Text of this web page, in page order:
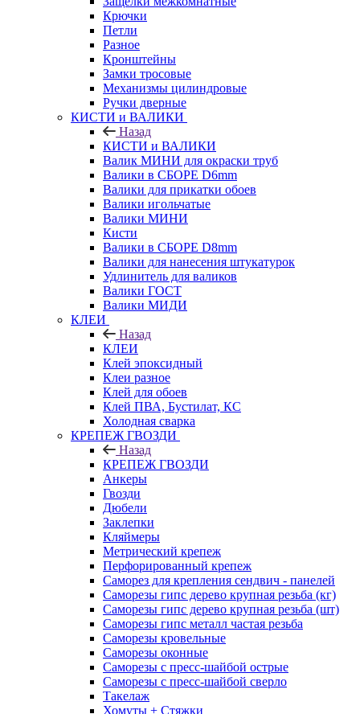
Крючки
Петли
Разное
Кронштейны
Замки тросовые
Механизмы цилиндровые
Ручки дверные
КИСТИ и ВАЛИКИ
Назад
КИСТИ и ВАЛИКИ
Валик МИНИ для окраски труб
Валики в СБОРЕ D6mm
Валики для прикатки обоев
Валики игольчатые
Валики МИНИ
Кисти
Валики в СБОРЕ D8mm
Валики для нанесения штукатурок
Удлинитель для валиков
Валики ГОСТ
Валики МИДИ
КЛЕИ
Назад
КЛЕИ
Клей эпоксидный
Клеи разное
Клей для обоев
Клей ПВА, Бустилат, КС
Холодная сварка
КРЕПЕЖ ГВОЗДИ
Назад
КРЕПЕЖ ГВОЗДИ
Анкеры
Гвозди
Дюбели
Заклепки
Кляймеры
Метрический крепеж
Перфорированный крепеж
Саморез для крепления сендвич - панелей
Саморезы гипс дерево крупная резьба (кг)
Саморезы гипс дерево крупная резьба (шт)
Саморезы гипс металл частая резьба
Саморезы кровельные
Саморезы оконные
Саморезы с пресс-шайбой острые
Саморезы с пресс-шайбой сверло
Такелаж
Хомуты + Стяжки